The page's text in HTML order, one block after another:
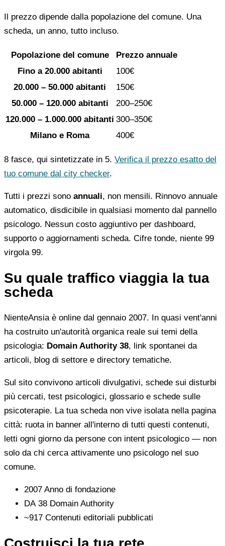
Il prezzo dipende dalla popolazione del comune. Una
scheda, un anno, tutto incluso.
Popolazione del comune
Prezzo annuale
Fino a 20.000 abitanti
100€
20.000 – 50.000 abitanti
150€
50.000 – 120.000 abitanti
200–250€
120.000 – 1.000.000 abitanti 300–350€
Milano e Roma
400€
8 fasce, qui sintetizzate in 5. Verifica il prezzo esatto del
tuo comune dal city checker.
Tutti i prezzi sono annuali, non mensili. Rinnovo annuale
automatico, disdicibile in qualsiasi momento dal pannello
psicologo. Nessun costo aggiuntivo per dashboard,
supporto o aggiornamenti scheda. Cifre tonde, niente 99
virgola 99.
Su quale traffico viaggia la tua
scheda
NienteAnsia è online dal gennaio 2007. In quasi vent'anni
ha costruito un'autorità organica reale sui temi della
psicologia: Domain Authority 38, link spontanei da
articoli, blog di settore e directory tematiche.
Sul sito convivono articoli divulgativi, schede sui disturbi
più cercati, test psicologici, glossario e schede sulle
psicoterapie. La tua scheda non vive isolata nella pagina
città: ruota in banner all'interno di tutti questi contenuti,
letti ogni giorno da persone con intent psicologico — non
solo da chi cerca attivamente uno psicologo nel suo
comune.
2007 Anno di fondazione
DA 38 Domain Authority
~917 Contenuti editoriali pubblicati